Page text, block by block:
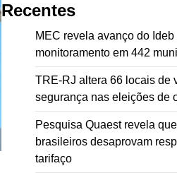
Recentes
MEC revela avanço do Ideb
monitoramento em 442
TRE-RJ altera 66 locais de
segurança nas eleições de
Pesquisa Quaest revela
brasileiros desaprovam
tarifaço